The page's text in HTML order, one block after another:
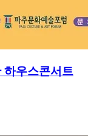
하우스콘서트